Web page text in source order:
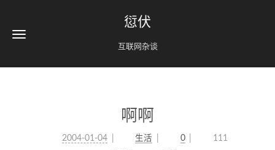
愆伏
互联网杂谈
啊啊
2004-01-04 生活 0
111